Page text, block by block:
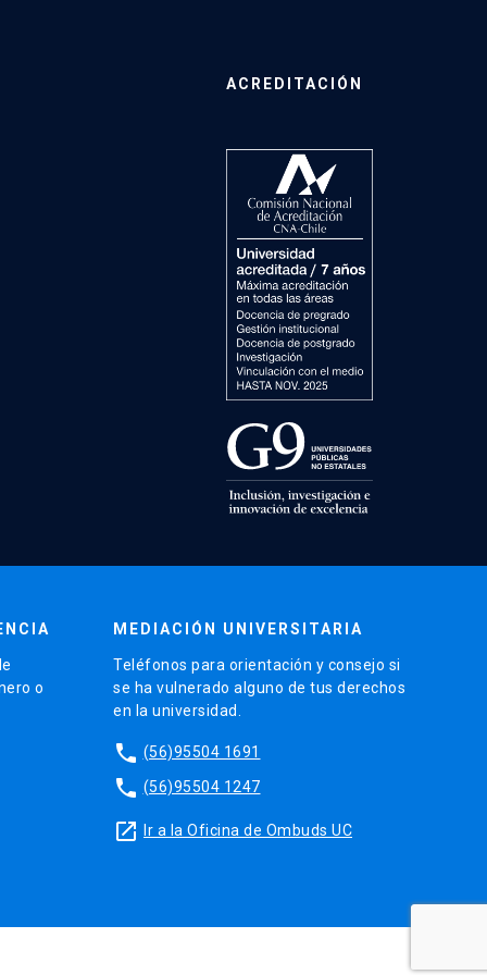
ACREDITACIÓN
o
MEDIACIÓN UNIVERSITARIA
Teléfonos para orientación y consejo si
se ha vulnerado alguno de tus derechos
en la universidad.
phone (56)95504 1691
phone (56)95504 1247
launch Ir a la Oficina de Ombuds UC